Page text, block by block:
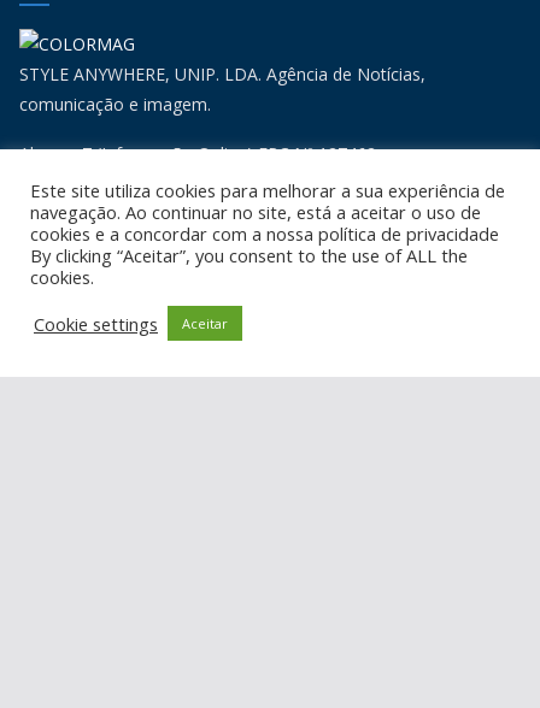
STYLE ANYWHERE, UNIP. LDA. Agência de Notícias,
comunicação e imagem.
Algarve 7 (Informação Online) ERC Nº 127462
Algarve 7 (Informação Online) INPI Nº 674559
Informações
Estatuto Editorial
Este site utiliza cookies para melhorar a sua experiência de
navegação. Ao continuar no site, está a aceitar o uso de
cookies e a concordar com a nossa política de privacidade
By clicking “Aceitar”, you consent to the use of ALL the
cookies.
Cookie settings
Aceitar